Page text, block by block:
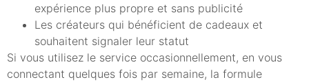
expérience plus propre et sans publicité
Les créateurs qui bénéficient de cadeaux et
souhaitent signaler leur statut
Si vous utilisez le service occasionnellement, en vous
connectant quelques fois par semaine, la formule